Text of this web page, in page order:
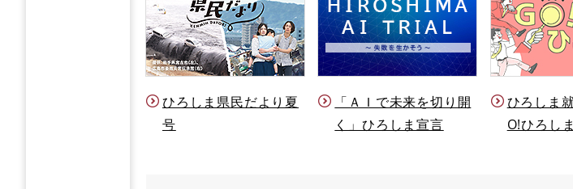
ひろしま県民だより夏
号
「ＡＩで未来を切り開
く」ひろしま宣言
ひろしま
O!ひろしま